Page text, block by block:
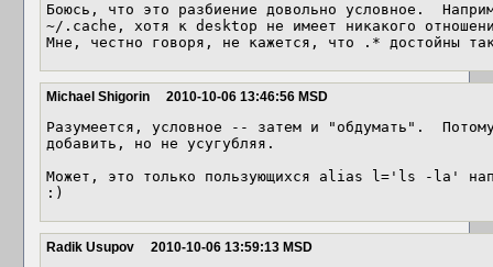
Боюсь, что это разбиение довольно условное.
~/.cache, хотя к desktop не имеет никакого
Мне, честно говоря, не кажется, что .* достойны
Michael Shigorin 2010-10-06 13:46:56 MSD
Разумеется, условное -- затем и "обдумать".
добавить, но не усугубляя.
Может, это только пользующихся alias l='ls -la'
:)
Radik Usupov 2010-10-06 13:59:13 MSD